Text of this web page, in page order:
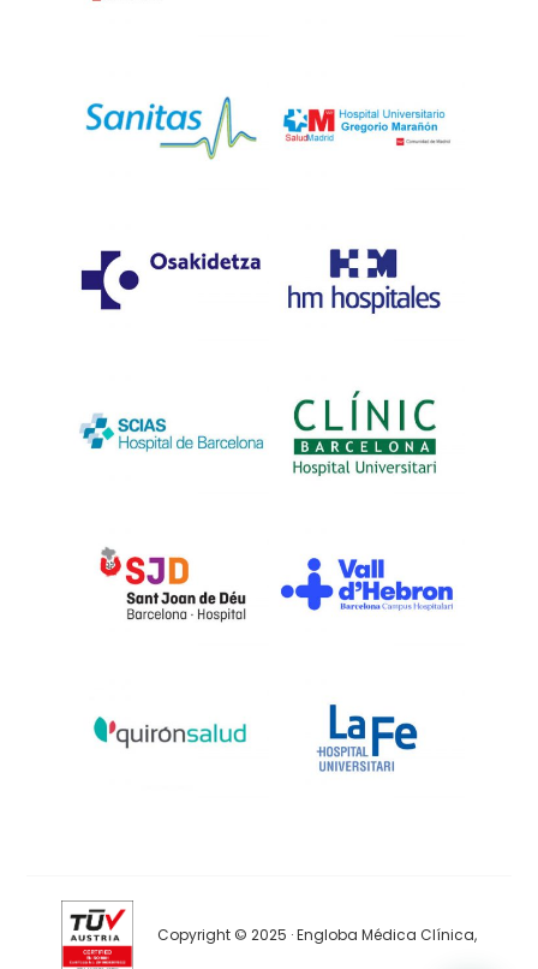
Copyright © 2025 · Engloba Médica Clínica,